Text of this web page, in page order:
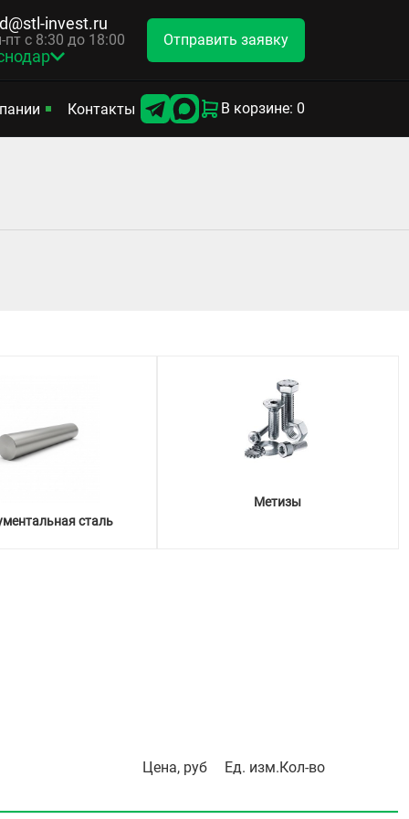
invest.ru
пт с 8:30 до 18:00 Отправить заявку
Контакты В корзине: 0
сталь
Метизы
Цена, руб Ед. изм. Кол-во